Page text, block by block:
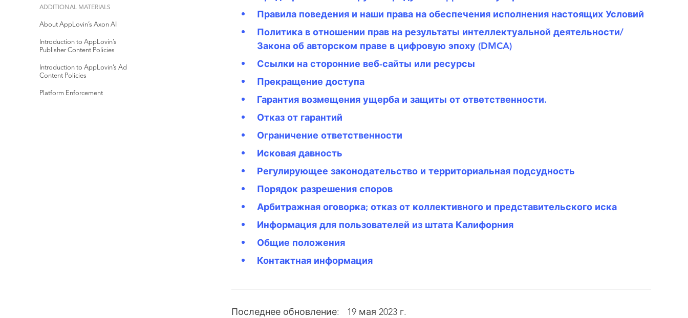
ADDITIONAL MATERIALS
About AppLovin’s Axon AI
Introduction to AppLovin’s
Publisher Content Policies
Introduction to AppLovin’s Ad
Content Policies
Platform Enforcement
Правила поведения и наши права на обеспечения исполнения настоящих Условий
Политика в отношении прав на результаты интеллектуальной деятельности/
Закона об авторском праве в цифровую эпоху (DMCA)
Ссылки на сторонние веб-сайты или ресурсы
Прекращение доступа
Гарантия возмещения ущерба и защиты от ответственности.
Отказ от гарантий
Ограничение ответственности
Исковая давность
Регулирующее законодательство и территориальная подсудность
Порядок разрешения споров
Арбитражная оговорка; отказ от коллективного и представительского иска
Информация для пользователей из штата Калифорния
Общие положения
Контактная информация
Последнее обновление: 19 мая 2023 г.